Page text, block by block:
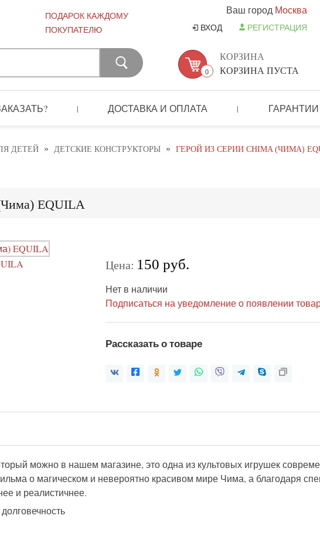
ПОДАРОК КАЖДОМУ
ПОКУПАТЕЛЮ
Ваш город Москва
ВХОД РЕГИСТРАЦИЯ
0
КОРЗИНА
КОРЗИНА ПУСТА
| ДОСТАВКА И ОПЛАТА | ГАРАНТИИ
ДЕТЕЙ » ДЕТСКИЕ КОНСТРУКТОРЫ » ГЕРОЙ ИЗ СЕРИИ CHIMA (ЧИМА)
EQUILA
Цена: 150 руб.
Нет в наличии
Подписаться на уведомление о появлении
Рассказать о товаре
можно в нашем магазине, это одна из культовых игрушек
о магическом и невероятно красивом мире Чима, а благодаря
и реалистичнее.